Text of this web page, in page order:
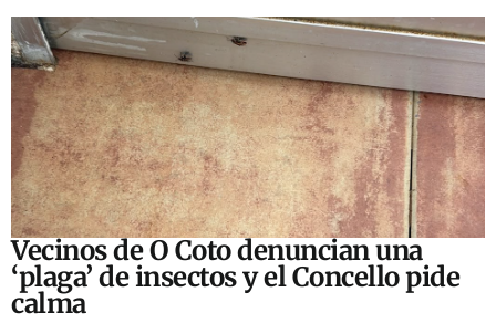
Vecinos de O Coto denuncian una
‘plaga’ de insectos y el Concello pide
calma